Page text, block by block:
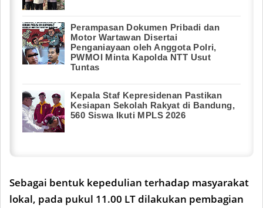
Perampasan Dokumen Pribadi dan
Motor Wartawan Disertai
Penganiayaan oleh Anggota Polri,
PWMOI Minta Kapolda NTT Usut
Tuntas
Kepala Staf Kepresidenan Pastikan
Kesiapan Sekolah Rakyat di Bandung,
560 Siswa Ikuti MPLS 2026
Sebagai bentuk kepedulian terhadap masyarakat
lokal, pada pukul 11.00 LT dilakukan pembagian